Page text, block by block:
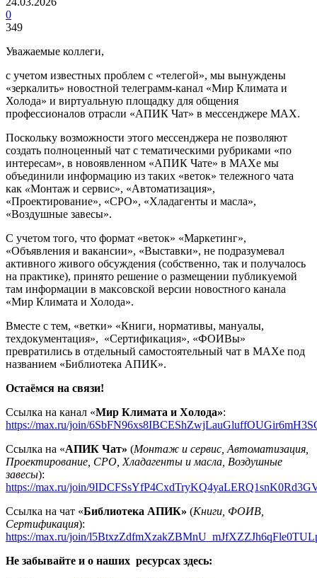
0
349
Уважаемые коллеги,
с учетом известных проблем с «телегой», мы вынуждены
«зеркалить» новостной телеграмм-канал «Мир Климата и
Холода» и виртуальную площадку для общения
профессионалов отрасли «АПИК Чат» в мессенджере МАХ.
Поскольку возможности этого мессенджера не позволяют
создать полноценный чат с тематическими рубриками «по
интересам», в новоявленном «АПИК Чате» в МАХе мы
объединили информацию из таких «веток» тележного чата
как «Монтаж и сервис», «Автоматизация»,
«Проектирование», «СРО», «Хладагенты и масла»,
«Воздушные завесы».
С учетом того, что формат «веток» «Маркетинг»,
«Объявления и вакансии», «Выставки», не подразумевал
активного живого обсуждения (собственно, так и получалось
на практике), принято решение о размещении публикуемой
там информации в максовской версии новостного канала
«Мир Климата и Холода».
Вместе с тем, «ветки» «Книги, нормативы, мануалы,
техдокументация», «Сертификация», «ФОИВы»
превратились в отдельный самостоятельный чат в МАХе под
названием «Библиотека АПИК».
Остаёмся на связи!
Ссылка на канал «Мир Климата и Холода»:
https://max.ru/join/
Ссылка на «АПИК Чат» (Монтаж и сервис, Автоматизация,
Проектирование, СРО, Хладагенты и масла, Воздушные
завесы):
https://max.ru/join/
Ссылка на чат «Библиотека АПИК» (Книги, ФОИВ,
Сертификация):
https://max.ru/join/
Не забывайте и о наших ресурсах здесь: